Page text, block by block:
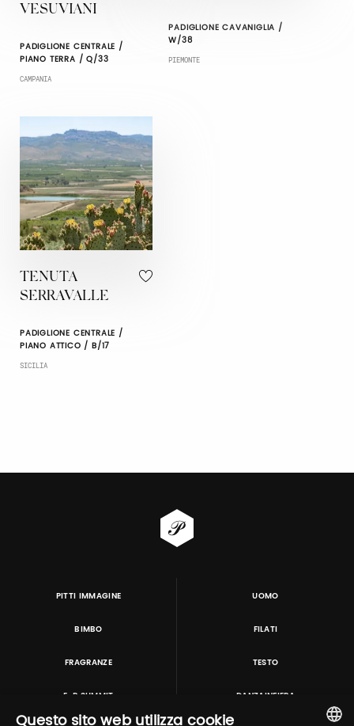
VESUVIANI
PADIGLIONE CENTRALE /
PIANO TERRA / Q/33
CAMPANIA
PADIGLIONE CAVANIGLIA /
W/38
PIEMONTE
TENUTA
SERRAVALLE
PADIGLIONE CENTRALE /
PIANO ATTICO / B/17
SICILIA
PITTI IMMAGINE UOMO
BIMBO FILATI
FRAGRANZE TESTO
E-P SUMMIT DANZAINFIERA
Questo sito web utilizza cookie